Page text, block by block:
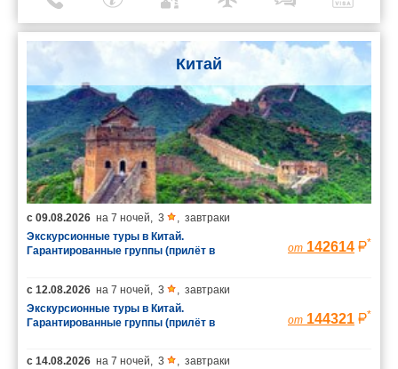
Китай
с 09.08.2026 на 7 ночей, 3 , завтраки
Экскурсионные туры в Китай.
Гарантированные группы (прилёт в
от 142614 *
с 12.08.2026 на 7 ночей, 3 , завтраки
Экскурсионные туры в Китай.
Гарантированные группы (прилёт в
от 144321 *
с 14.08.2026 на 7 ночей, 3 , завтраки